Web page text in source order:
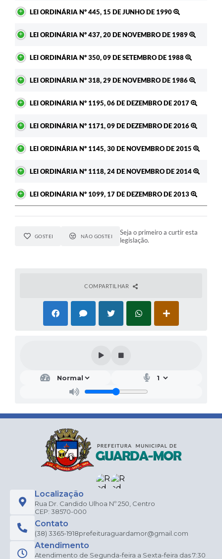
LEI ORDINÁRIA Nº 445, 15 DE JUNHO DE 1990
LEI ORDINÁRIA Nº 437, 20 DE NOVEMBRO DE 1989
LEI ORDINÁRIA Nº 350, 09 DE SETEMBRO DE 1988
LEI ORDINÁRIA Nº 318, 29 DE NOVEMBRO DE 1986
LEI ORDINÁRIA Nº 1195, 06 DE DEZEMBRO DE 2017
LEI ORDINÁRIA Nº 1171, 09 DE DEZEMBRO DE 2016
LEI ORDINÁRIA Nº 1145, 30 DE NOVEMBRO DE 2015
LEI ORDINÁRIA Nº 1118, 24 DE NOVEMBRO DE 2014
LEI ORDINÁRIA Nº 1099, 17 DE DEZEMBRO DE 2013
GOSTEI NÃO GOSTEI
Seja o primeiro a curtir esta
legislação.
COMPARTILHAR
Localização
Rua Dr. Candido Ulhoa Nº 250, Centro
CEP: 38570-000
Contato
(38) 3365-1918prefeituraguardamor@gmail.com
Atendimento
Atendimento de Segunda-feira a Sexta-feira das 7:30